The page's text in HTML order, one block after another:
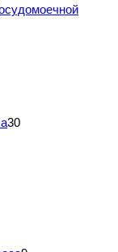
30